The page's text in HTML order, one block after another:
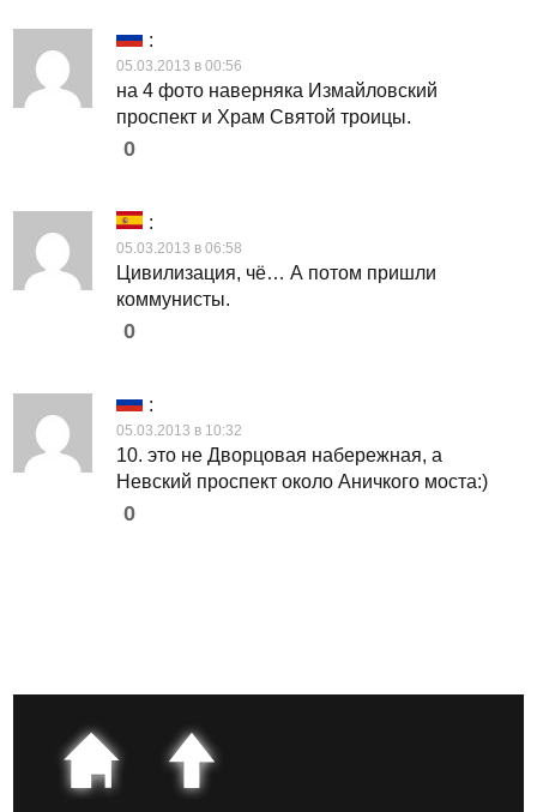
:
05.03.2013 в 00:56
на 4 фото наверняка Измайловский
проспект и Храм Святой троицы.
0
:
05.03.2013 в 06:58
Цивилизация, чё… А потом пришли
коммунисты.
0
:
05.03.2013 в 10:32
10. это не Дворцовая набережная, а
Невский проспект около Аничкого моста:)
0